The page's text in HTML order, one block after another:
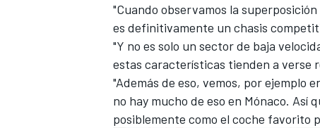
"Cuando observamos la
es definitivamente un chasis
"Y no es solo un sector de baja
estas características tienden a verse
"Además de eso, vemos, por ejemplo
no hay mucho de eso en Mónaco.
posiblemente como el coche favorito